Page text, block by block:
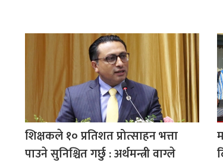
शिक्षकले १० प्रतिशत प्रोत्साहन भत्ता
पाउने सुनिश्चित गर्छु : अर्थमन्त्री वाग्ले